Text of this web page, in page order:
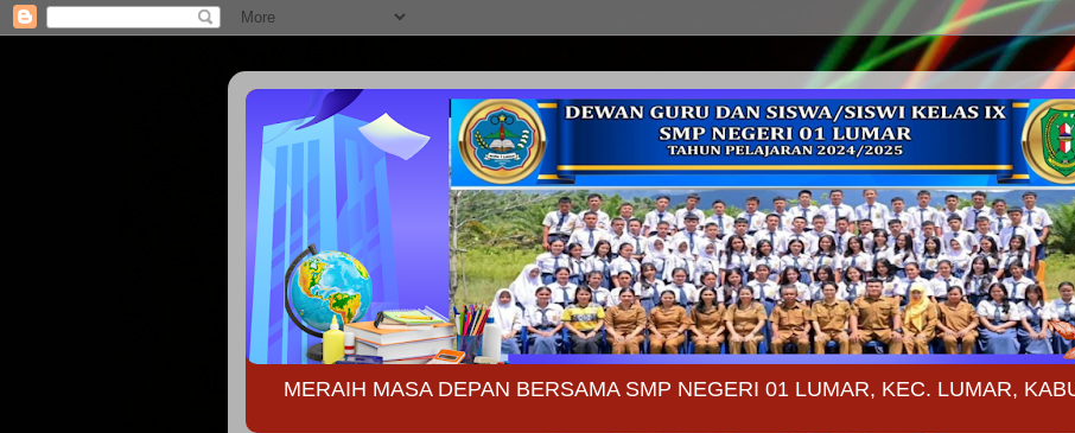
MERAIH MASA DEPAN BERSAMA SMP NEGERI 01 LUMAR, KEC. LUMAR,